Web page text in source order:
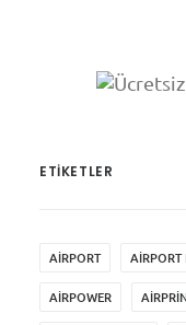
ETIKETLER
AIRPORT AIRPORT
AIRPOWER